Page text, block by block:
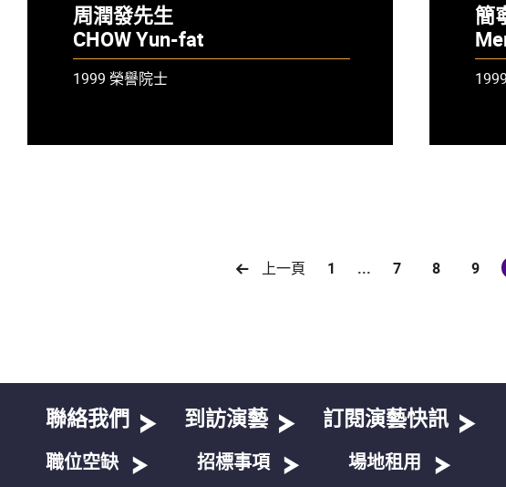
周潤發先生
CHOW Yun-fat
1999 榮譽院士
簡
- 已故
上一頁 1 ... 7 8 9
聯絡我們 到訪演藝 訂閱演藝快訊
職位空缺 招標事項 場地租用